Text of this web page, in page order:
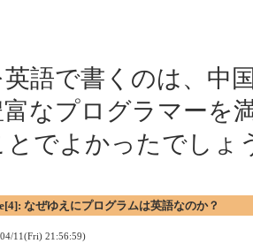
英語で書くのは、
富なプログラマーを
とでよかったでしょ
なぜゆえにプログラムは英語なのか？
11(Fri) 21:56:59)